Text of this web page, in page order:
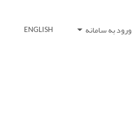
ورود به سامانه ENGLISH